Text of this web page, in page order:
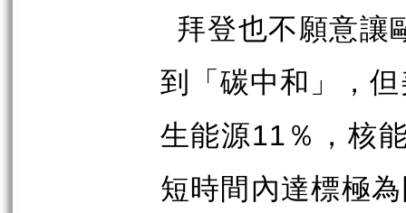
拜登也不願意讓
到「碳中和」，
生能源11 ％，核
短時間內達標極